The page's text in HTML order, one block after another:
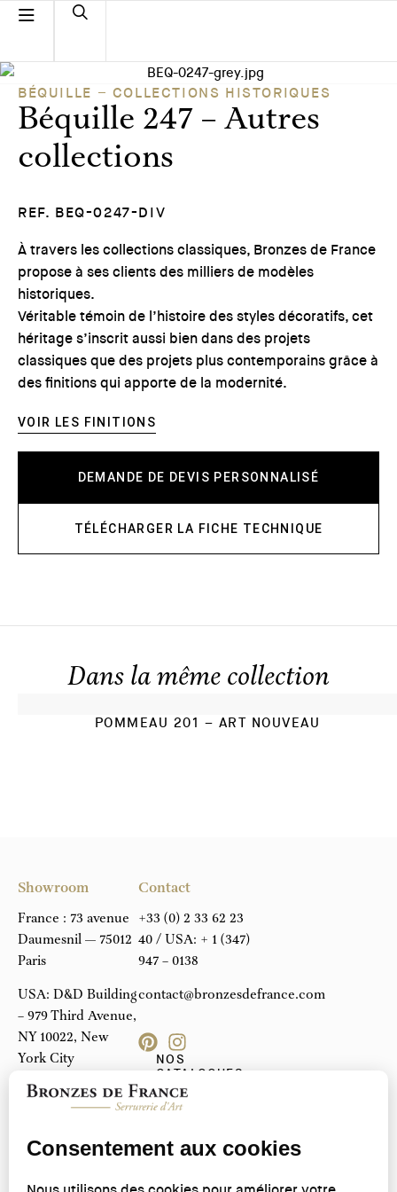
BÉQUILLE COLLECTIONS HISTORIQUES
Béquille 247 – Autres
collections
REF. BEQ-0247-DIV
À travers les collections classiques, Bronzes de France
propose à ses clients des milliers de modèles
historiques.
Véritable témoin de l’histoire des styles décoratifs, cet
héritage s’inscrit aussi bien dans des projets
classiques que des projets plus contemporains grâce à
des finitions qui apporte de la modernité.
VOIR LES FINITIONS
DEMANDE DE DEVIS PERSONNALISÉ
TÉLÉCHARGER LA FICHE TECHNIQUE
Dans la même collection
POMMEAU 201 – ART NOUVEAU
Showroom
France : 73 avenue
Daumesnil — 75012
Paris
USA: D&D Building
– 979 Third Avenue,
NY 10022, New
York City
Atelier
61800 Tinchebray |
Contact
+33 (0) 2 33 62 23
40 / USA: + 1 (347)
947 – 0138
contact@bronzesdefrance.com
NOS
CATALOGUES
PDF